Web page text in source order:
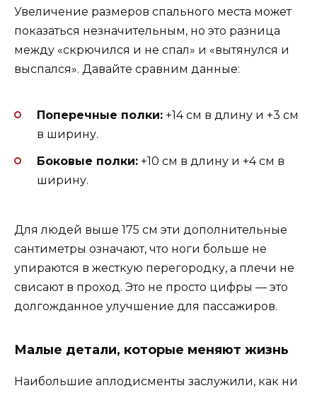
Увеличение размеров спального места может
показаться незначительным, но это разница
между «скрючился и не спал» и «вытянулся и
выспался». Давайте сравним данные:
Поперечные полки: +14 см в длину и +3 см
в ширину.
Боковые полки: +10 см в длину и +4 см в
ширину.
Для людей выше 175 см эти дополнительные
сантиметры означают, что ноги больше не
упираются в жесткую перегородку, а плечи не
свисают в проход. Это не просто цифры — это
долгожданное улучшение для пассажиров.
Малые детали, которые меняют жизнь
Наибольшие аплодисменты заслужили, как ни